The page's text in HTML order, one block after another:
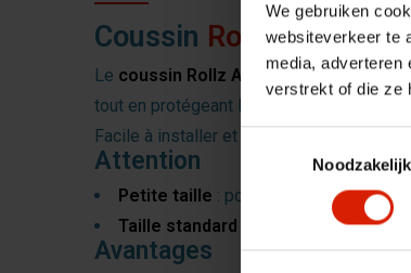
We gebruiken
websiteverkeer te
media, adverteren
verstrekt of die ze
Noodzakelijk
Coussin Rollz Air&
Le coussin Rollz Air & Rollz Flowest un
tout en protégeant le siège contre
Facile à installer et à retirer grâce au
Attention
Petite taille : pour Rollz Air (Small) et
Taille standard : pour Rollz Air
Avantages